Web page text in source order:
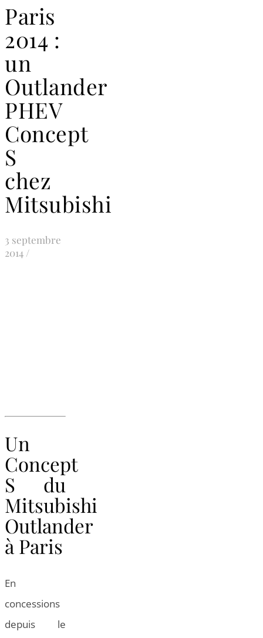
Paris
2014 :
un
Outlander
PHEV
Concept
S
chez
Mitsubishi
3 septembre
2014 /
Un
Concept
S du
Mitsubishi
Outlander
à Paris
En
concessions
depuis le